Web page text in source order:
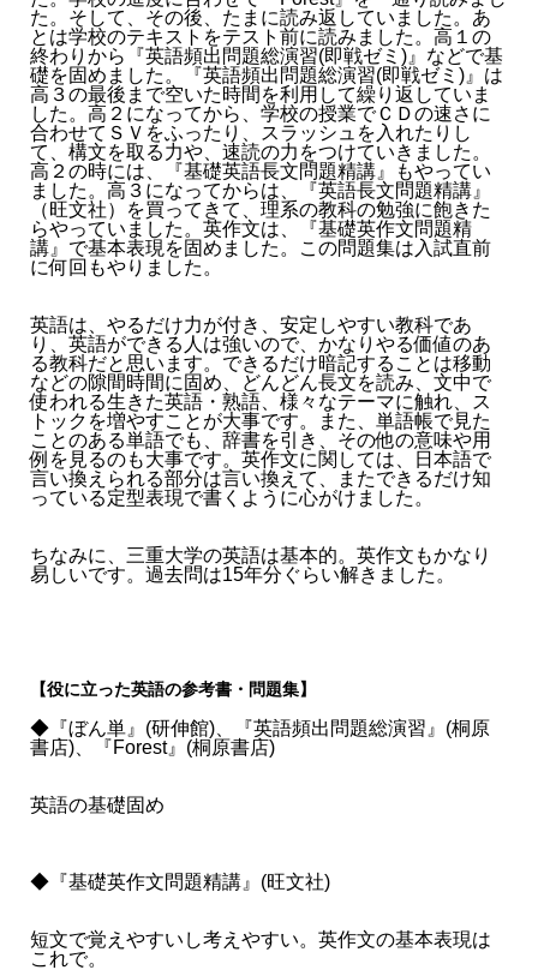
た。そして、その後、たまに読み返していました。あ
とは学校のテキストをテスト前に読みました。高１の
終わりから『英語頻出問題総演習(即戦ゼミ)』などで基
礎を固めました。『英語頻出問題総演習(即戦ゼミ)』は
高３の最後まで空いた時間を利用して繰り返していま
した。高２になってから、学校の授業でＣＤの速さに
合わせてＳＶをふったり、スラッシュを入れたりし
て、構文を取る力や、速読の力をつけていきました。
高２の時には、『基礎英語長文問題精講』もやってい
ました。高３になってからは、『英語長文問題精講』
（旺文社）を買ってきて、理系の教科の勉強に飽きた
らやっていました。英作文は、『基礎英作文問題精
講』で基本表現を固めました。この問題集は入試直前
に何回もやりました。
英語は、やるだけ力が付き、安定しやすい教科であ
り、英語ができる人は強いので、かなりやる価値のあ
る教科だと思います。できるだけ暗記することは移動
などの隙間時間に固め、どんどん長文を読み、文中で
使われる生きた英語・熟語、様々なテーマに触れ、ス
トックを増やすことが大事です。また、単語帳で見た
ことのある単語でも、辞書を引き、その他の意味や用
例を見るのも大事です。英作文に関しては、日本語で
言い換えられる部分は言い換えて、またできるだけ知
っている定型表現で書くように心がけました。
ちなみに、三重大学の英語は基本的。英作文もかなり
易しいです。過去問は15年分ぐらい解きました。
【役に立った英語の参考書・問題集】
◆『ぼん単』(研伸館)、『英語頻出問題総演習』(桐原
書店)、『Forest』(桐原書店)
英語の基礎固め
◆『基礎英作文問題精講』(旺文社)
短文で覚えやすいし考えやすい。英作文の基本表現は
これで。